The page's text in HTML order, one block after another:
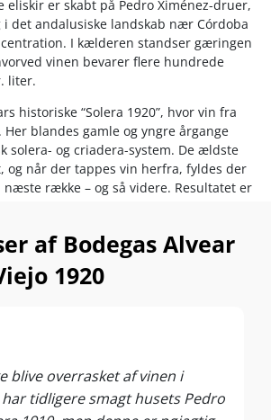
eliskir er skabt på Pedro Ximénez-druer,
det andalusiske landskab nær Córdoba
I kælderen standser gæringen
vinen bevarer flere hundrede
liter.
historiske “Solera 1920”, hvor vin fra
blandes gamle og yngre årgange
solera- og criadera-system. De ældste
og når der tappes vin herfra, fyldes der
række – og så videre. Resultatet er
i sig selv eller til chokolade,
For at få den fulde
Alvears kældermestre dig at nyde
af Bodegas Alvear
1920
blive overrasket af vinen i
har tidligere smagt husets Pedro